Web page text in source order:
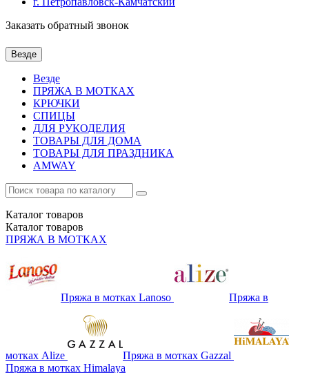
Заказать обратный звонок
Везде
Везде
ПРЯЖА В МОТКАХ
КРЮЧКИ
СПИЦЫ
ДЛЯ РУКОДЕЛИЯ
ТОВАРЫ ДЛЯ ДОМА
ТОВАРЫ ДЛЯ ПРАЗДНИКА
AMWAY
Каталог товаров
Каталог товаров
ПРЯЖА В МОТКАХ
Пряжа в мотках Lanoso Пряжа в
мотках Alize
Пряжа в мотках Gazzal
Пряжа в мотках Himalaya